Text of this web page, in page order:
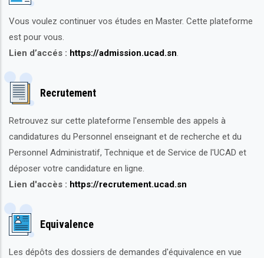
Vous voulez continuer vos études en Master. Cette plateforme
est pour vous.
Lien d’accés : https://admission.ucad.sn
Recrutement
Retrouvez sur cette plateforme l'ensemble des appels à
candidatures du Personnel enseignant et de recherche et du
Personnel Administratif, Technique et de Service de l'UCAD et
déposer votre candidature en ligne.
Lien d'accès : https://recrutement.ucad.sn
Equivalence
Les dépôts des dossiers de demandes d'équivalence en vue